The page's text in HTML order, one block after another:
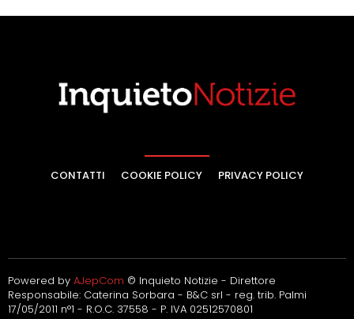
CONTATTI COOKIE POLICY PRIVACY POLICY
Powered by AJepCom © Inquieto Notizie - Direttore
Responsabile: Caterina Sorbara - B&C srl - reg. trib. Palmi
17/05/2011 n°1 - R.O.C. 37558 - P. IVA 02512570801